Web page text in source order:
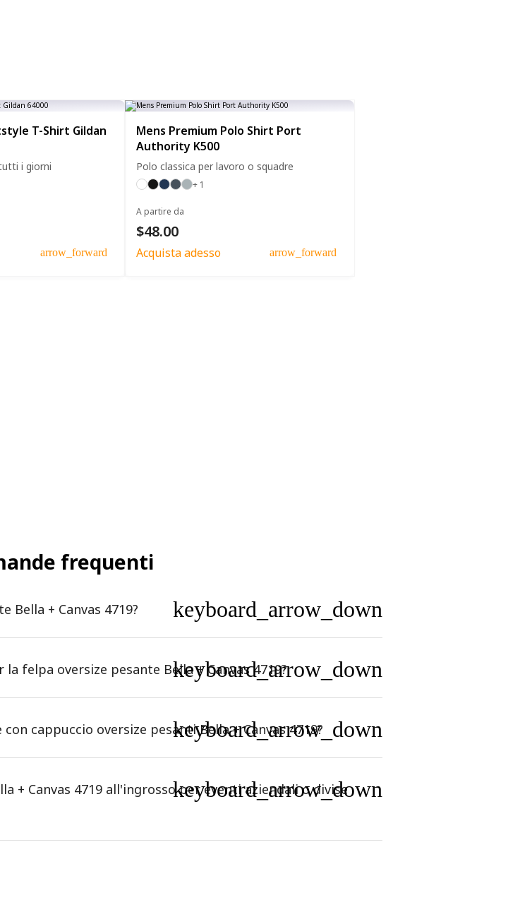
T-Shirt Gildan
i giorni
arrow_forward
Mens Premium Polo Shirt Port
Authority K500
Polo classica per lavoro o squadre
+ 1
A partire da
$48.00
Acquista adesso arrow_forward
frequenti
Bella + Canvas 4719? keyboard_arrow_down
felpa oversize pesante Bella + Canvas 4719?
keyboard_arrow_down
cappuccio oversize pesanti Bella + Canvas 4719?
keyboard_arrow_down
+ Canvas 4719 all'ingrosso per eventi aziendali o divise
keyboard_arrow_down